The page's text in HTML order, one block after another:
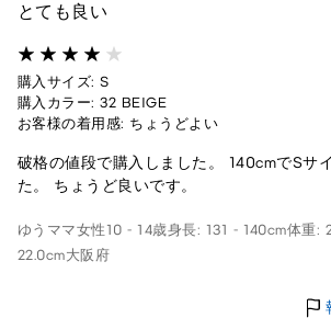
とても良い
購入サイズ: S
購入カラー: 32 BEIGE
お客様の着用感: ちょうどよい
破格の値段で購入しました。 140cmでSサ
た。 ちょうど良いです。
ゆうママ女性 10 - 14歳身長: 131 - 140cm体重:
22.0cm大阪府